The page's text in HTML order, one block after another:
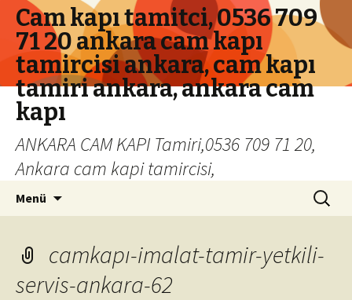
Cam kapı tamitci, 0536 709
71 20 ankara cam kapı
tamircisi ankara, cam kapı
tamiri ankara, ankara cam
kapı
ANKARA CAM KAPI Tamiri,0536 709 71 20,
Ankara cam kapi tamircisi,
Menü Arama:
camkapı-imalat-tamir-yetkili-
servis-ankara-62